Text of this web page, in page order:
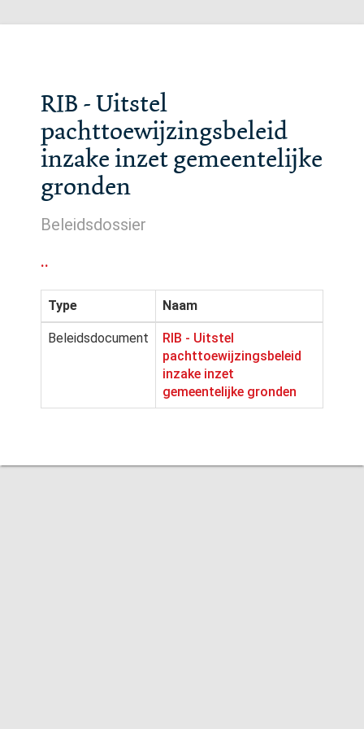
RIB - Uitstel
pachttoewijzingsbeleid
inzake inzet gemeentelijke
gronden
Beleidsdossier
..
Type Naam
Beleidsdocument
RIB - Uitstel
pachttoewijzingsbeleid
inzake inzet
gemeentelijke gronden